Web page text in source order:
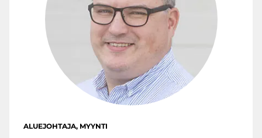
ALUEJOHTAJA, MYYNTI